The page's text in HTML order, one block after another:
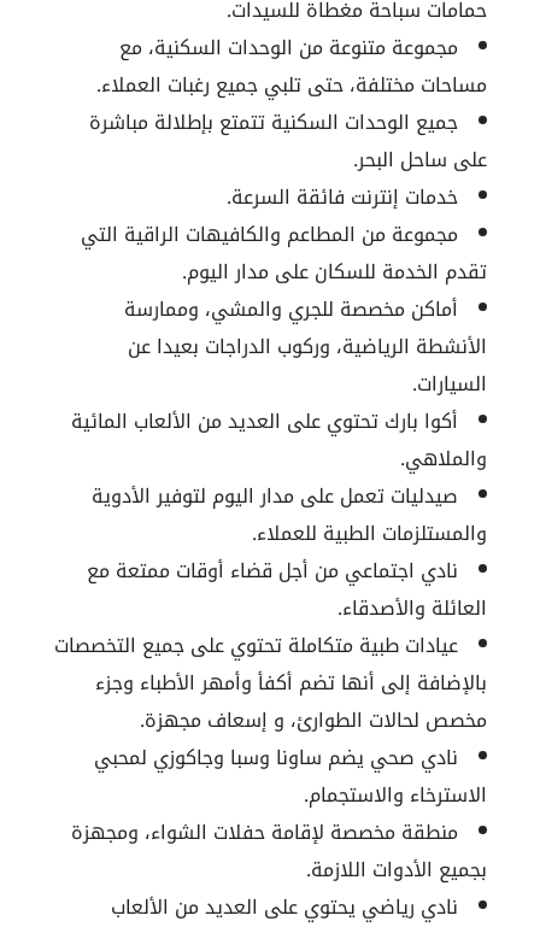
حمامات سباحة مغطاة للسيدات.
مجموعة متنوعة من الوحدات السكنية، مع
مساحات مختلفة، حتى تلبي جميع رغبات العملاء.
جميع الوحدات السكنية تتمتع بإطلالة مباشرة
على ساحل البحر.
خدمات إنترنت فائقة السرعة.
مجموعة من المطاعم والكافيهات الراقية التي
تقدم الخدمة للسكان على مدار اليوم.
أماكن مخصصة للجري والمشي، وممارسة
الأنشطة الرياضية، وركوب الدراجات بعيدا عن
السيارات.
أكوا بارك تحتوي على العديد من الألعاب المائية
والملاهي.
صيدليات تعمل على مدار اليوم لتوفير الأدوية
والمستلزمات الطبية للعملاء.
نادي اجتماعي من أجل قضاء أوقات ممتعة مع
العائلة والأصدقاء.
عيادات طبية متكاملة تحتوي على جميع التخصصات
بالإضافة إلى أنها تضم أكفأ وأمهر الأطباء وجزء
مخصص لحالات الطوارئ، و إسعاف مجهزة.
نادي صحي يضم ساونا وسبا وجاكوزي لمحبي
الاسترخاء والاستجمام.
منطقة مخصصة لإقامة حفلات الشواء، ومجهزة
بجميع الأدوات اللازمة.
نادي رياضي يحتوي على العديد من الألعاب